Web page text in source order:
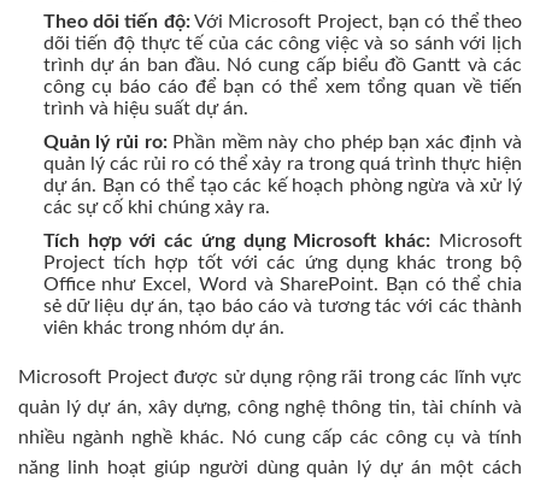
Theo dõi tiến độ:Với Microsoft Project, bạn có thể theo
dõi tiến độ thực tế của các công việc và so sánh với lịch
trình dự án ban đầu. Nó cung cấp biểu đồ Gantt và các
công cụ báo cáo để bạn có thể xem tổng quan về tiến
trình và hiệu suất dự án.
Quản lý rủi ro:Phần mềm này cho phép bạn xác định và
quản lý các rủi ro có thể xảy ra trong quá trình thực hiện
dự án. Bạn có thể tạo các kế hoạch phòng ngừa và xử lý
các sự cố khi chúng xảy ra.
Tích hợp với các ứng dụng Microsoft khác: Microsoft
Project tích hợp tốt với các ứng dụng khác trong bộ
Office như Excel, Word và SharePoint. Bạn có thể chia
sẻ dữ liệu dự án, tạo báo cáo và tương tác với các thành
viên khác trong nhóm dự án.
Microsoft Project được sử dụng rộng rãi trong các lĩnh vực
quản lý dự án, xây dựng, công nghệ thông tin, tài chính và
nhiều ngành nghề khác. Nó cung cấp các công cụ và tính
năng linh hoạt giúp người dùng quản lý dự án một cách